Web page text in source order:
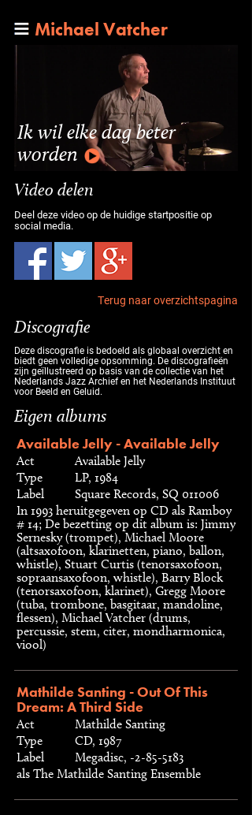
Michael Vatcher
Ik wil elke dag beter
worden
Video delen
Deel deze video op de huidige startpositie op
social media.
Terug naar overzichtspagina
Discografie
Deze discografie is bedoeld als globaal overzicht en
biedt geen volledige opsomming. De discografieën
zijn geïllustreerd op basis van de collectie van het
Nederlands Jazz Archief en het Nederlands Instituut
voor Beeld en Geluid.
Eigen albums
Available Jelly - Available Jelly
Act
Available Jelly
Type
LP, 1984
Label
Square Records, SQ 011006
In 1993 heruitgegeven op CD als Ramboy
# 14; De bezetting op dit album is: Jimmy
Sernesky (trompet), Michael Moore
(altsaxofoon, klarinetten, piano, ballon,
whistle), Stuart Curtis (tenorsaxofoon,
sopraansaxofoon, whistle), Barry Block
(tenorsaxofoon, klarinet), Gregg Moore
(tuba, trombone, basgitaar, mandoline,
flessen), Michael Vatcher (drums,
percussie, stem, citer, mondharmonica,
viool)
Mathilde Santing - Out Of This
Dream: A Third Side
Act
Mathilde Santing
Type
CD, 1987
Label
Megadisc, -2-85-5183
als The Mathilde Santing Ensemble